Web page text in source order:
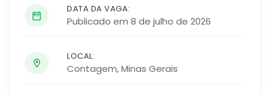
DATA DA VAGA:
Publicado em 8 de julho de 2026
LOCAL:
Contagem,Minas Gerais